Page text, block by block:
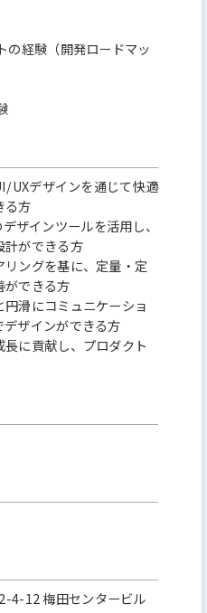
いく狙いです。
運用が始められるクラウ
みんなの年金』
これだ！」 そんな新し
フォームを目指して
スト、低労力で資産運用
い共同投資サービス
出資や配当金額の確認な
で行うこと
のやりとりなどが一切あ
用不動産の小口化を実現
産を取得し、運用・売却
部を、配当とし
事業者である当社と匿名
加者から出
て不動産を取得し、主に
を出資額に応じて
の経験（開発ロードマッ
UXデザインを通じて快適
る⽅
ザインツールを活⽤し、
計ができる⽅
ングを基に、定量・定
ができる⽅
滑にコミュニケーショ
ザインができる⽅
に貢献し、プロダクト
4-12 梅田センタービル